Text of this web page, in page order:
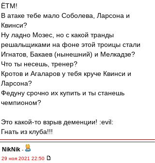
ЁТМ!
В атаке тебе мало Соболева, Ларсона и
Квинси?
Ну ладно Мозес, но с какой транды
решальщиками на фоне этой троицы стали
Игнатов, Бакаев (нынешний) и Мелкадзе?
Что ты несешь, тренер?
Кротов и Агаларов у тебя круче Квинси и
Ларсона?
Федуну срочно их купить и ты станешь
чемпионом?
Это какой-то взрыв деменции! :evil:
Гнать из клуба!!!
NikNik -
29 ноя 2021 22:50